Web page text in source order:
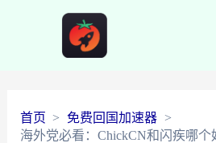
首页
免费回国加速器
海外党必看：ChickCN和闪疾哪个